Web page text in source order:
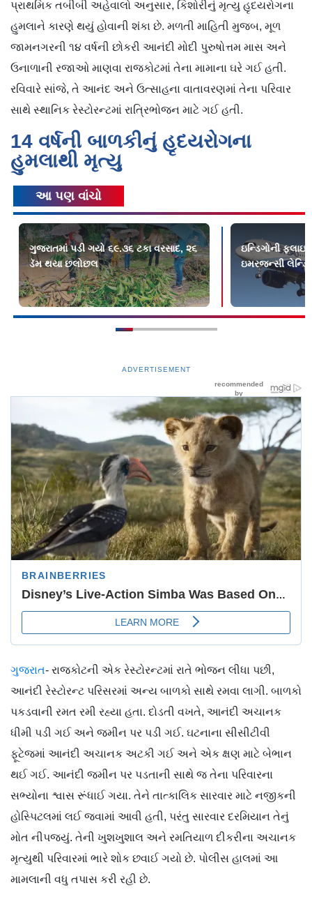
પ્રાથમિક તબીબી અહેવાલો અનુસાર, કિશોરીનું મૃત્યુ હૃદયરોગના
હુમલાને કારણે થયું હોવાની શંકા છે. મળતી માહિતી મુજબ, મૂળ
જામનગરની ૧૪ વર્ષની છોકરી આનંદી મોદી પુરુષોત્તમ માસ અને
ઉનાળાની રજાઓ માણવા રાજકોટમાં તેના મામાના ઘરે ગઈ હતી.
રવિવારે સાંજે, તે આનંદ અને ઉત્સાહના વાતાવરણમાં તેના પરિવાર
સાથે સ્થાનિક રેસ્ટોરન્ટમાં રાત્રિભોજન માટે ગઈ હતી.
14 વર્ષની બાળકીનું હૃદયરોગના
હુમલાથી મૃત્યુ
આ પણ વાંચો
ગુજરાતમાં પડી ગયો ૬૯.૩૬ ટકા વરસાદ, ૨૬
ડૅમ થયા છલોછલ
ઇન્ડિગોની
ઇમરજન્સી લેન્ડિંગ,
ADVERTISEMENT
ગુજરાત- રાજકોટની એક રેસ્ટોરન્ટમાં રાતે ભોજન લીધા પછી,
આનંદી રેસ્ટોરન્ટ પરિસરમાં અન્ય બાળકો સાથે રમવા લાગી. બાળકો
પકડવાની રમત રમી રહ્યા હતા. દોડતી વખતે, આનંદી અચાનક
ધીમી પડી ગઈ અને જમીન પર પડી ગઈ. ઘટનાના સીસીટીવી
ફૂટેજમાં આનંદી અચાનક અટકી ગઈ અને એક ક્ષણ માટે બેભાન
થઈ ગઈ. આનંદી જમીન પર પડતાની સાથે જ તેના પરિવારના
સભ્યોના શ્વાસ રૂંધાઈ ગયા. તેને તાત્કાલિક સારવાર માટે નજીકની
હોસ્પિટલમાં લઈ જવામાં આવી હતી, પરંતુ સારવાર દરમિયાન તેનું
મોત નીપજ્યું. તેની ખુશખુશાલ અને રમતિયાળ દીકરીના અચાનક
મૃત્યુથી પરિવારમાં ભારે શોક છવાઈ ગયો છે. પોલીસ હાલમાં આ
મામલાની વધુ તપાસ કરી રહી છે.